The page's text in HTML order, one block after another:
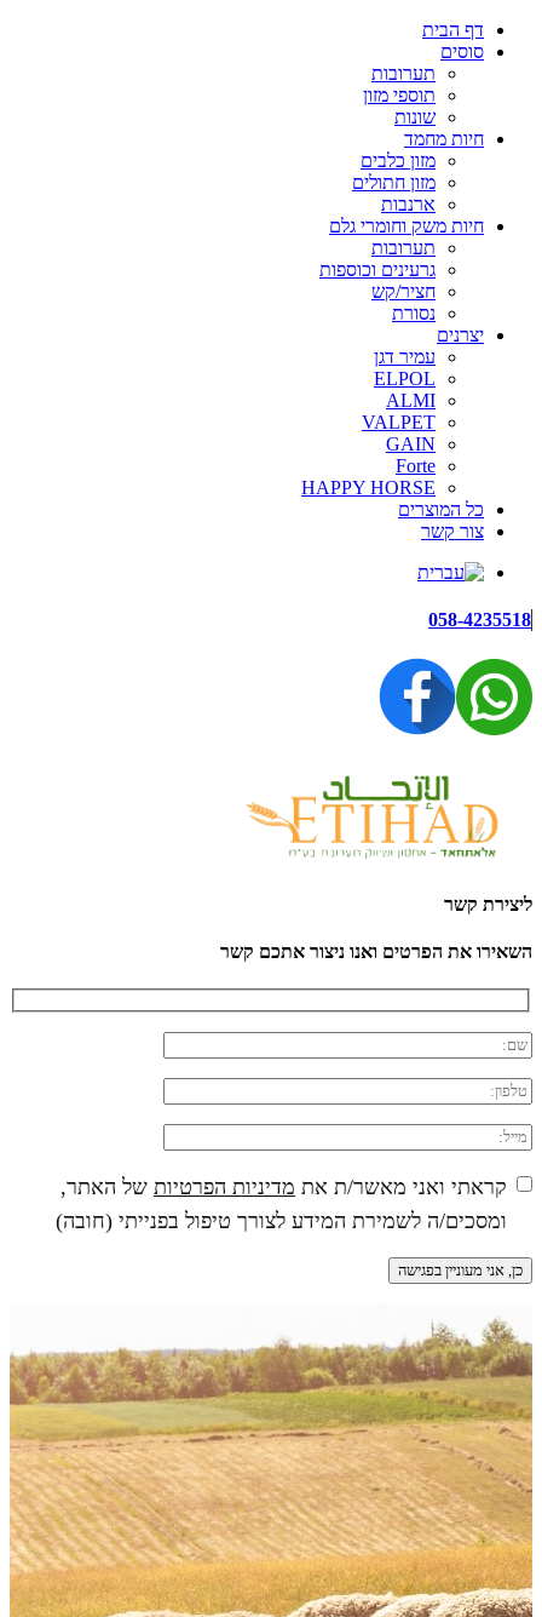
דף הבית
סוסים
תערובות
תוספי מזון
שונות
חיות מחמד
מזון כלבים
מזון חתולים
ארנבות
חיות משק וחומרי גלם
תערובות
גרעינים וכוספות
חציר/קש
נסורת
יצרנים
עמיר דגן
ELPOL
ALMI
VALPET
GAIN
Forte
HAPPY HORSE
כל המוצרים
צור קשר
058-4235518
ליצירת קשר
השאירו את הפרטים ואנו ניצור אתכם קשר
קראתי ואני מאשר/ת את מדיניות הפרטיות של האתר,
ומסכים/ה לשמירת המידע לצורך טיפול בפנייתי (חובה)